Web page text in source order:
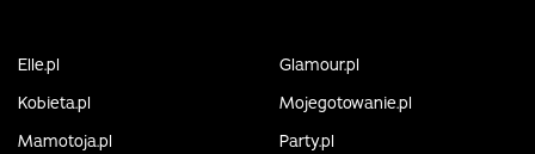
Elle.pl
Glamour.pl
Kobieta.pl
Mojegotowanie.pl
Mamotoja.pl
Party.pl